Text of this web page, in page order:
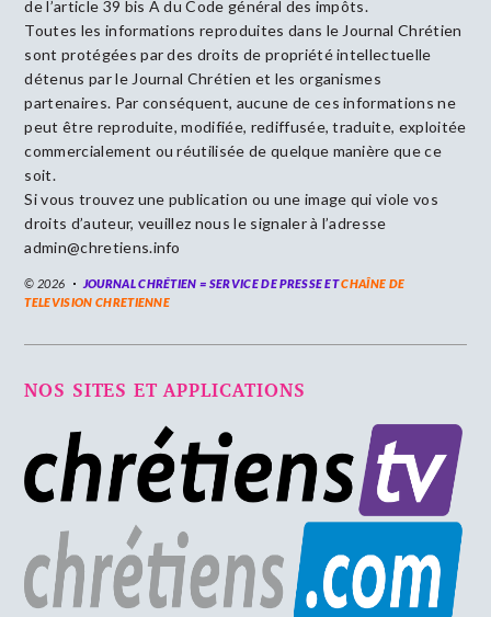
de l’article 39 bis A du Code général des impôts.
Toutes les informations reproduites dans le Journal Chrétien
sont protégées par des droits de propriété intellectuelle
détenus par le Journal Chrétien et les organismes
partenaires. Par conséquent, aucune de ces informations ne
peut être reproduite, modifiée, rediffusée, traduite, exploitée
commercialement ou réutilisée de quelque manière que ce
soit.
Si vous trouvez une publication ou une image qui viole vos
droits d’auteur, veuillez nous le signaler à l’adresse
admin@chretiens.info
© 2026 JOURNAL CHRÉTIEN = SERVICE DE PRESSE ETCHAÎNE DE
TELEVISION CHRETIENNE
NOS SITES ET APPLICATIONS